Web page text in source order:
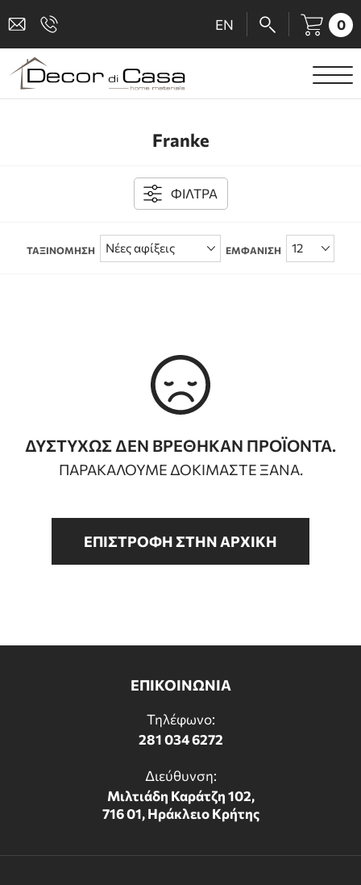
EN 0
ΕΙΔΗ ΥΓΙΕΙΝΗΣ
ΑΞΕΣΟΥΑΡ ΜΠΑΝΙΟΥ
Franke
ΦΙΛΤΡΑ
ΤΑΞΙΝΟΜΗΣΗ ΕΜΦΑΝΙΣΗ
ΔΥΣΤΥΧΩΣ ΔΕΝ ΒΡΕΘΗΚΑΝ ΠΡΟΪΟΝΤΑ.
ΠΑΡΑΚΑΛΟΥΜΕ ΔΟΚΙΜΑΣΤΕ ΞΑΝΑ.
ΕΠΙΣΤΡΟΦΗ ΣΤΗΝ ΑΡΧΙΚΗ
ΕΠΙΚΟΙΝΩΝΙΑ
Τηλέφωνο:
281 034 6272
Διεύθυνση:
Μιλτιάδη Καράτζη 102,
716 01, Ηράκλειο Κρήτης